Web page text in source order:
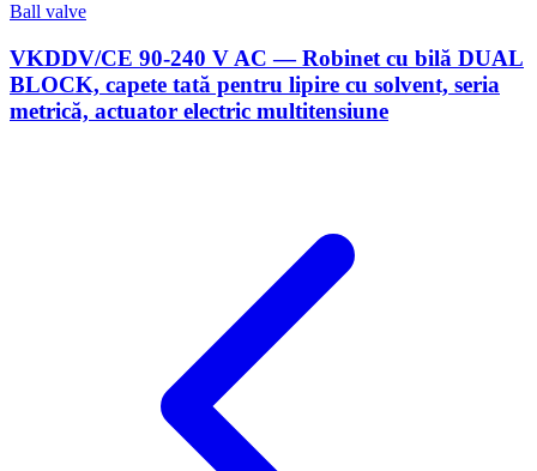
Ball valve
VKDDV/CE 90-240 V AC — Robinet cu bilă DUAL
BLOCK, capete tată pentru lipire cu solvent, seria
metrică, actuator electric multitensiune